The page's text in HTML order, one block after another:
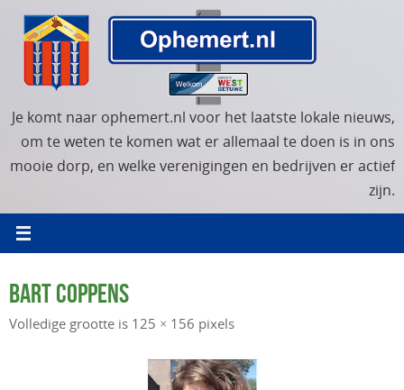
naar
inhoud
Je komt naar ophemert.nl voor het laatste lokale nieuws,
om te weten te komen wat er allemaal te doen is in ons
mooie dorp, en welke verenigingen en bedrijven er actief
zijn.
BART COPPENS
Volledige grootte is 125 × 156 pixels